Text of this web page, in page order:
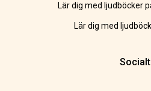
Lär dig med ljudböcker
Lär dig med
Socialt